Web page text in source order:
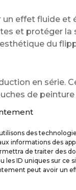
des
informations des
de traiter des
ID uniques sur ce
peut avoir un
effet fluide
et protéger
du
en série.
de
assure la